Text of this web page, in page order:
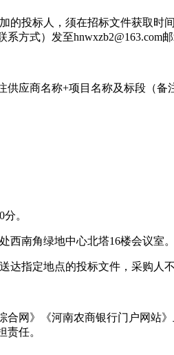
的投标人，须在招标文件获取
方式）发至hnwxzb2@163.com
应商名称+项目名称及标段（备
。
西南角绿地中心北塔16楼会议室。
达指定地点的投标文件，采购人不
网》《河南农商银行门户网站
任。